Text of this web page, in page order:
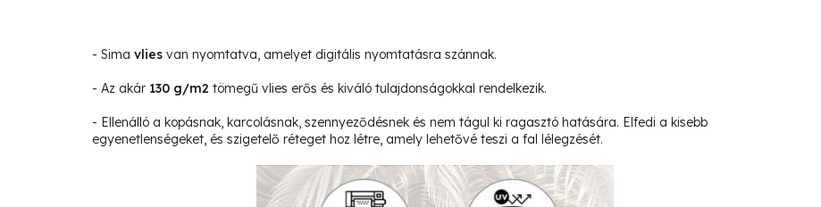
- Sima vlies van nyomtatva, amelyet digitális nyomtatásra szánnak.
- Az akár 130 g/m2 tömegű vlies erős és kiváló tulajdonságokkal rendelkezik.
- Ellenálló a kopásnak, karcolásnak, szennyeződésnek és nem tágul ki ragasztó hatására. Elfedi a kisebb
egyenetlenségeket, és szigetelő réteget hoz létre, amely lehetővé teszi a fal lélegzését.